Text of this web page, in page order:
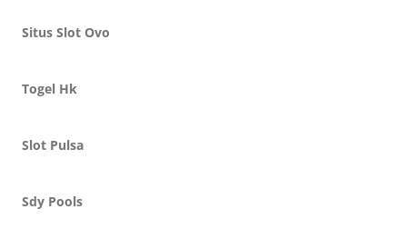
Situs Slot Ovo
Togel Hk
Slot Pulsa
Sdy Pools